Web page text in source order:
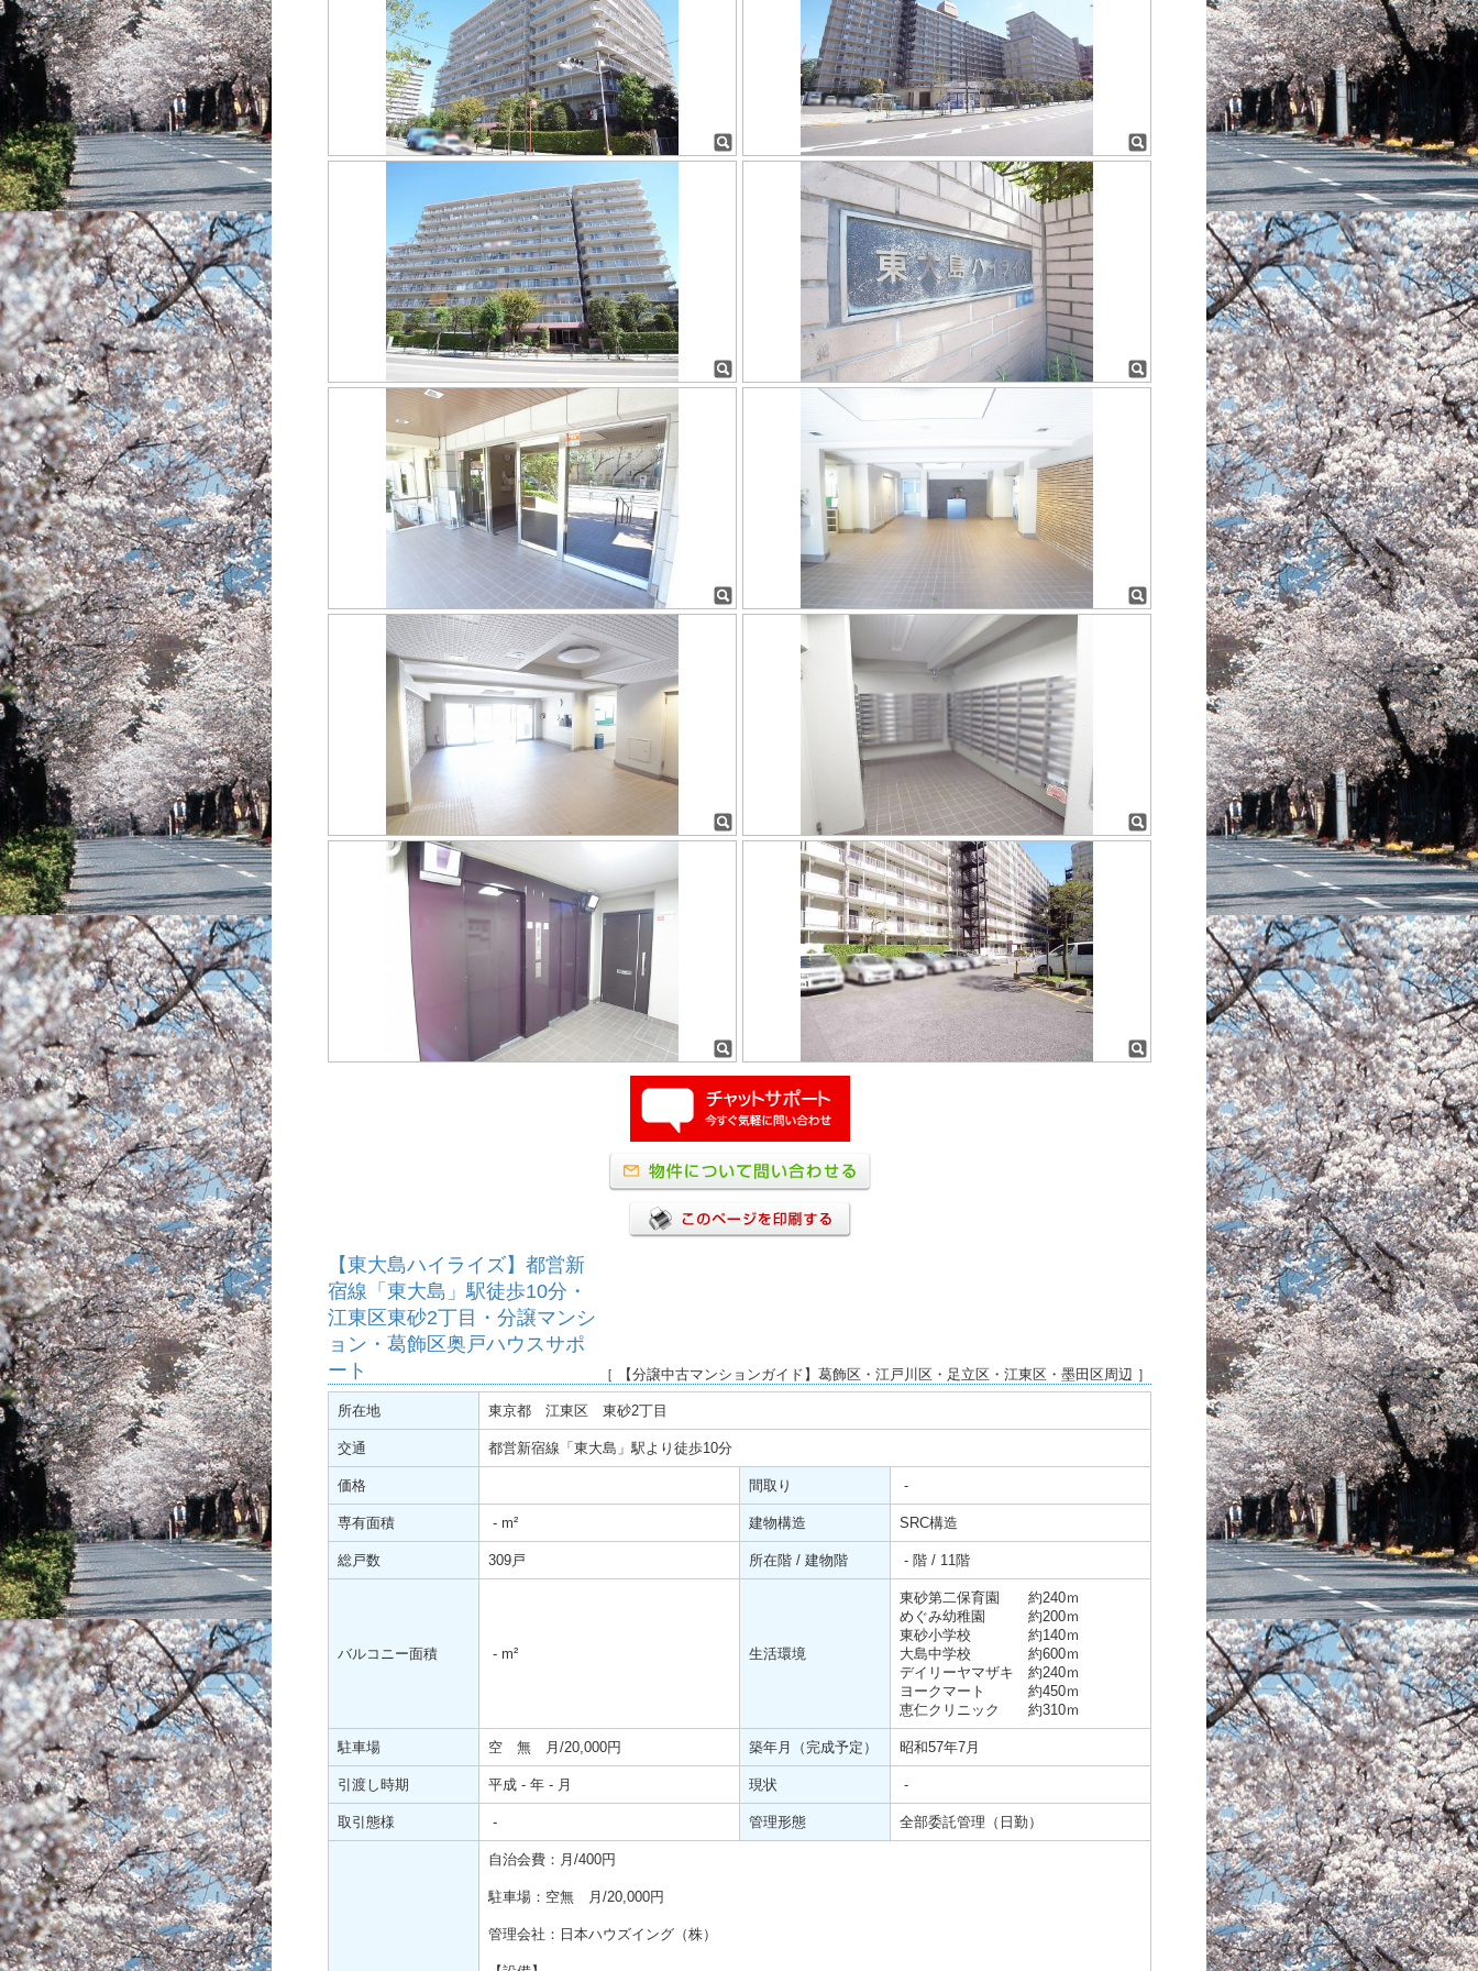
【東大島ハイライズ】都営新
宿線「東大島」駅徒歩10分・
江東区東砂2丁目・分譲マンシ
ョン・葛飾区奥戸ハウスサポ
ート
［ 【分譲中古マンションガイド】葛飾区・江戸川区・足立区・江東区・墨田区周辺 ］
所在地 東京都 江東区 東砂2丁目
交通 都営新宿線「東大島」駅より徒歩10分
価格 間取り -
専有面積 - m² 建物構造 SRC構造
総戸数 309戸 所在階 / 建物階 - 階 / 11階
バルコニー面積 - m² 生活環境
東砂第二保育園 約240ｍ
めぐみ幼稚園 約200ｍ
東砂小学校 約140ｍ
大島中学校 約600ｍ
デイリーヤマザキ 約240ｍ
ヨークマート 約450ｍ
恵仁クリニック 約310ｍ
駐車場 空 無 月/20,000円 築年月（完成予定） 昭和57年7月
引渡し時期 平成 - 年 - 月 現状 -
取引態様 - 管理形態 全部委託管理（日勤）
自治会費：月/400円
駐車場：空無 月/20,000円
管理会社：日本ハウズイング（株）